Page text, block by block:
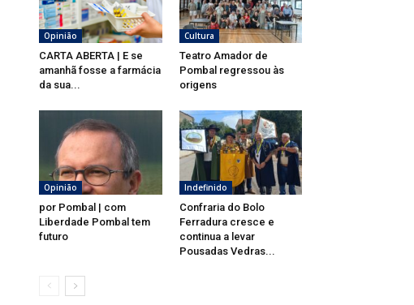
Opinião
CARTA ABERTA | E se
amanhã fosse a farmácia
da sua...
Cultura
Teatro Amador de
Pombal regressou às
origens
Opinião
por Pombal | com
Liberdade Pombal tem
futuro
Indefinido
Confraria do Bolo
Ferradura cresce e
continua a levar
Pousadas Vedras...